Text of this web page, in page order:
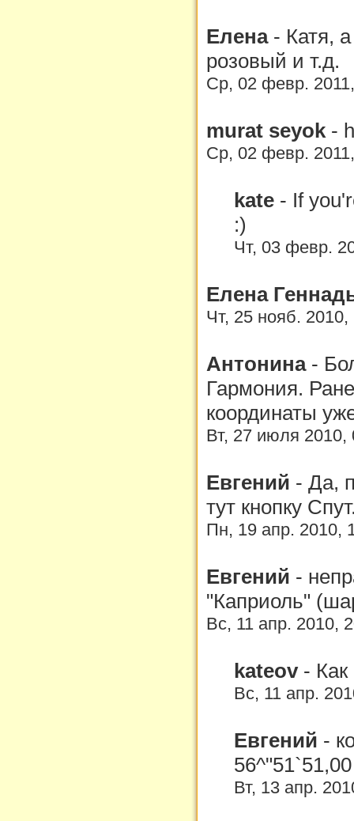
Елена - Катя,
розовый и т.д.
Ср, 02 февр.
murat seyok -
Ср, 02 февр.
kate - If
:)
Чт, 03 февр.
Елена
Чт, 25 нояб.
Антонина -
Гармония.
координаты
Вт, 27 июля
Евгений - Да,
тут кнопку
Пн, 19 апр. 2010,
Евгений -
"Каприоль"
Вс, 11 апр. 2010,
kateov -
Вс, 11 апр.
Евгений -
Вт, 13 апр.